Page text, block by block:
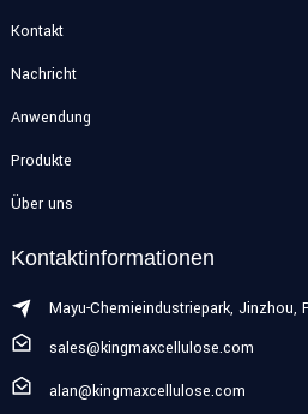
Kontakt
Nachricht
Anwendung
Produkte
Über uns
Kontaktinformationen
Mayu-Chemieindustriepark, Jinzhou,
sales@kingmaxcellulose.com
alan@kingmaxcellulose.com